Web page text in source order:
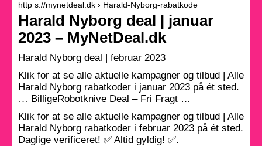
http s://mynetdeal.dk › Harald-Nyborg-rabatkode
Harald Nyborg deal | januar
2023 – MyNetDeal.dk
Harald Nyborg deal | februar 2023
Klik for at se alle aktuelle kampagner og tilbud | Alle
Harald Nyborg rabatkoder i januar 2023 på ét sted.
… BilligeRobotknive Deal – Fri Fragt …
Klik for at se alle aktuelle kampagner og tilbud | Alle
Harald Nyborg rabatkoder i februar 2023 på ét sted.
Daglige verificeret! ✅ Altid gyldig! ✅.